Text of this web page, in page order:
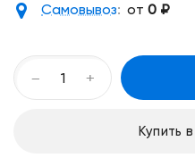
Самовывоз: от 0 ₽
+
−
Купить